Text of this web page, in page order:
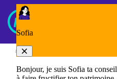
Panneau de gestion des cookies
Accueil